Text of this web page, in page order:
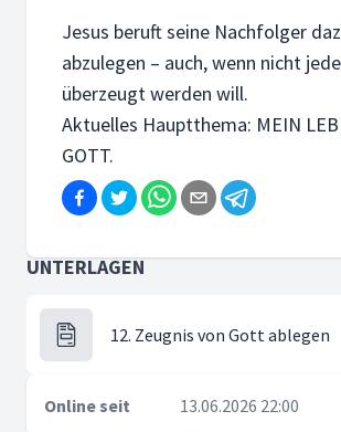
Jesus beruft seine Nachfolger
abzulegen – auch, wenn nicht
überzeugt werden will.
Aktuelles Hauptthema: MEIN
GOTT.
UNTERLAGEN
12. Zeugnis von Gott ablegen
Online seit 13.06.2026 22:00